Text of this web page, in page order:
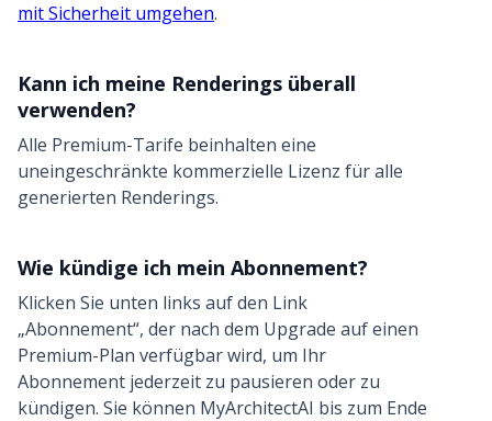
mit Sicherheit umgehen.
Kann ich meine Renderings überall
verwenden?
Alle Premium-Tarife beinhalten eine
uneingeschränkte kommerzielle Lizenz für alle
generierten Renderings.
Wie kündige ich mein Abonnement?
Klicken Sie unten links auf den Link
„Abonnement“, der nach dem Upgrade auf einen
Premium-Plan verfügbar wird, um Ihr
Abonnement jederzeit zu pausieren oder zu
kündigen. Sie können MyArchitectAI bis zum Ende